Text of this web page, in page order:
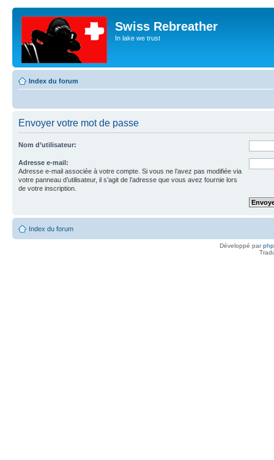
Swiss Rebreather
In lake we trust
Index du forum
Envoyer votre mot de passe
Nom d’utilisateur:
Adresse e-mail:
Adresse e-mail associée à votre compte. Si vous ne l’avez pas modifiée via
votre panneau d’utilisateur, il s’agit de l’adresse que vous avez fournie lors
de votre inscription.
Index du forum
Développé par